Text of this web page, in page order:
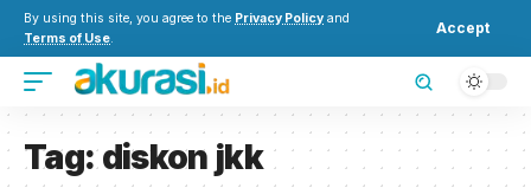
By using this site, you agree to the Privacy Policy and
Terms of Use.
Accept
Tag:diskon jkk